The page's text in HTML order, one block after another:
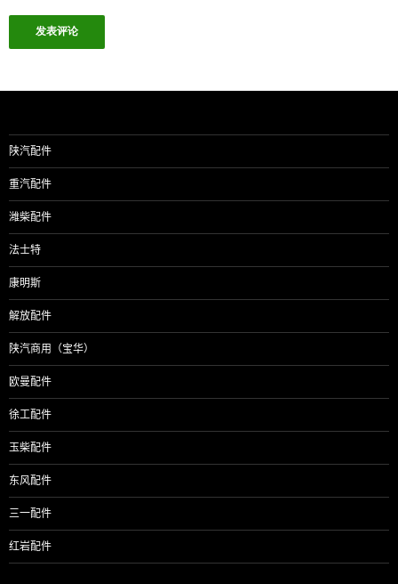
陕汽配件
重汽配件
潍柴配件
法士特
康明斯
解放配件
陕汽商用（宝华）
欧曼配件
徐工配件
玉柴配件
东风配件
三一配件
红岩配件